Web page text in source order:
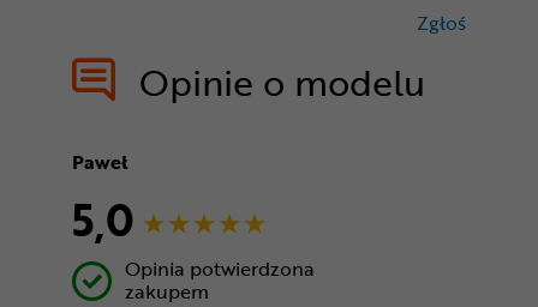
Opinie o modelu
Zgłoś
Paweł
5,0
Opinia potwierdzona
zakupem